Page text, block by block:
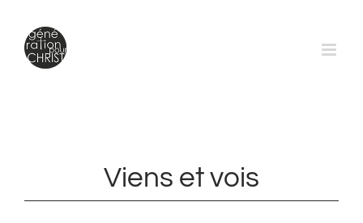
contenu
Viens et vois